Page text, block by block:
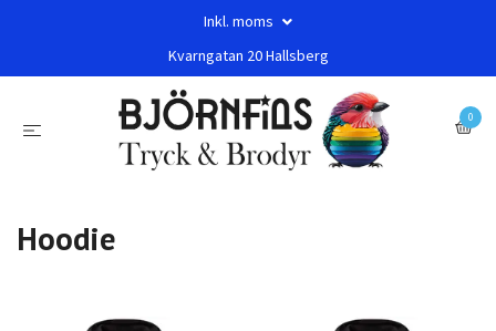
Inkl. moms
Kvarngatan 20 Hallsberg
0
Hoodie